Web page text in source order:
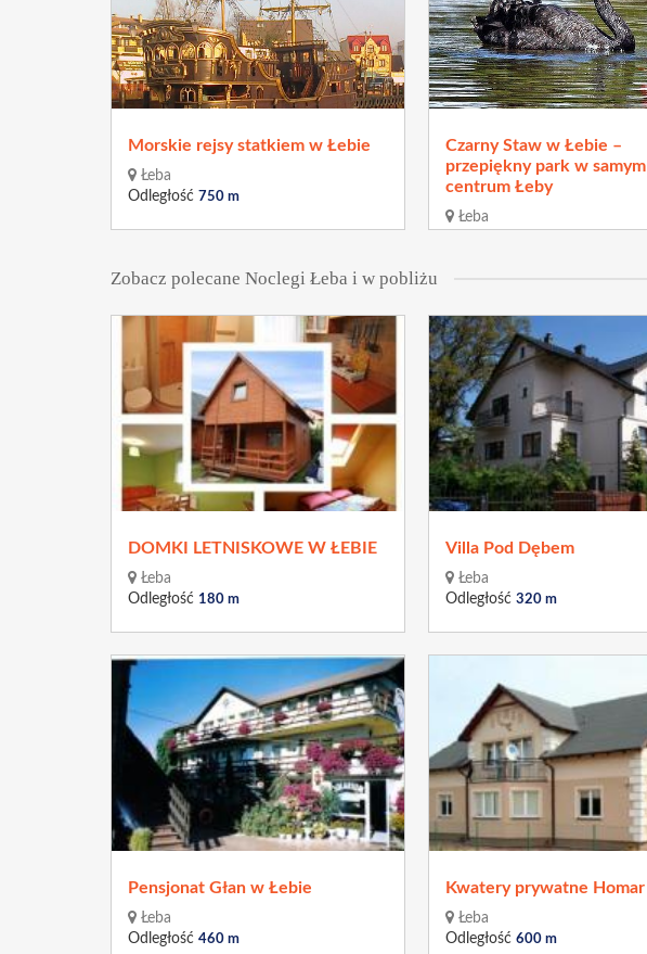
Morskie rejsy statkiem w Łebie
Łeba
Odległość 750 m
Czarny Staw w Łebie –
przepiękny park w samym
centrum Łeby
Łeba
Zobacz polecane Noclegi Łeba i w pobliżu
DOMKI LETNISKOWE W ŁEBIE
Łeba
Odległość 180 m
Villa Pod Dębem
Łeba
Odległość 320 m
Pensjonat Głan w Łebie
Łeba
Odległość 460 m
Kwatery prywatne Homar
Łeba
Odległość 600 m